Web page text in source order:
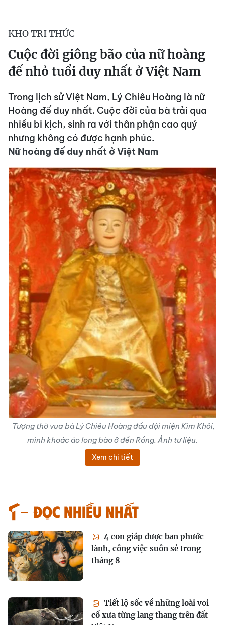
KHO TRI THỨC
Cuộc đời giông bão của nữ hoàng
đế nhỏ tuổi duy nhất ở Việt Nam
Trong lịch sử Việt Nam, Lý Chiêu Hoàng là nữ
Hoàng đế duy nhất. Cuộc đời của bà trải qua
nhiều bi kịch, sinh ra với thân phận cao quý
nhưng không có được hạnh phúc.
Nữ hoàng đế duy nhất ở Việt Nam
Tượng thờ vua bà Lý Chiêu Hoàng đầu đội miện Kim Khôi,
mình khoác áo long bào ở đền Rồng. Ảnh tư liệu.
Xem chi tiết
Đọc nhiều nhất
4 con giáp được ban phước
lành, công việc suôn sẻ trong
tháng 8
Tiết lộ sốc về những loài voi
cổ xưa từng lang thang trên đất